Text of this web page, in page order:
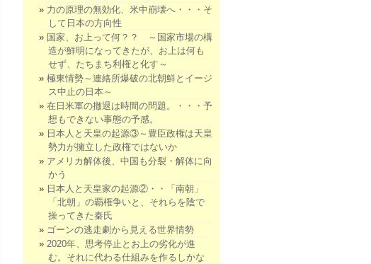
力の原理の無効化、米中崩壊へ・・・そ
して日本の方向性
国家、お上って何？？ ～国家市場の構
造が鮮明になってきたが、お上は何も
せず、たちまち利権と化す～
極東情勢～連絡所爆破の北朝鮮とイージ
ス中止の日本～
在日米軍の撤退は時間の問題。・・・予
想もできない事態の予感。
日本人と天皇の起源③～豊臣政権は天皇
勢力が擁立した政権ではないか
アメリカ解体後、中国も分裂・解体に向
かう
日本人と天皇家の起源②・・「南朝」
「北朝」の覇権争いと、それらを陰で
操ってきた秦氏
ゴーンの逃走劇から見える世界情勢
2020年、思考停止とお上の劣化が進
む。それに代わる仕組みを作るしかな